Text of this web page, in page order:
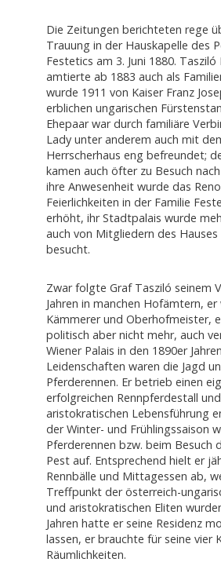
Die Zeitungen berichteten rege
Trauung in der Hauskapelle des
Festetics am 3. Juni 1880. Tasziló
amtierte ab 1883 auch als
wurde 1911 von Kaiser Franz
erblichen ungarischen
Ehepaar war durch familiäre
Lady unter anderem auch mit
Herrscherhaus eng befreundet;
kamen auch öfter zu Besuch
ihre Anwesenheit wurde das
Feierlichkeiten in der Familie
erhöht, ihr Stadtpalais wurde
auch von Mitgliedern des
besucht.
Zwar folgte Graf Tasziló seinem
Jahren in manchen Hofämtern,
Kämmerer und Oberhofmeister,
politisch aber nicht mehr, auch
Wiener Palais in den 1890er
Leidenschaften waren die Jagd
Pferderennen. Er betrieb einen
erfolgreichen Rennpferdestall
aristokratischen Lebensführung
der Winter- und Frühlingssaison
Pferderennen bzw. beim Besuch
Pest auf. Entsprechend hielt er
Rennbälle und Mittagessen ab,
Treffpunkt der österreich-
und aristokratischen Eliten
Jahren hatte er seine Residenz
lassen, er brauchte für seine vier
Räumlichkeiten.